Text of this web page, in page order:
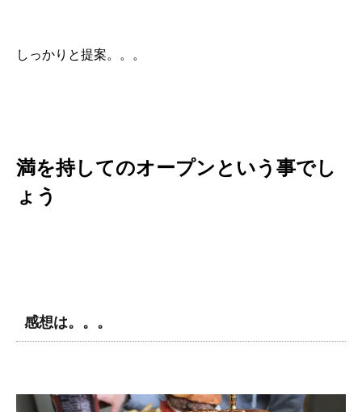
しっかりと提案。。。
満を持してのオープンという事でし
ょう
感想は。。。